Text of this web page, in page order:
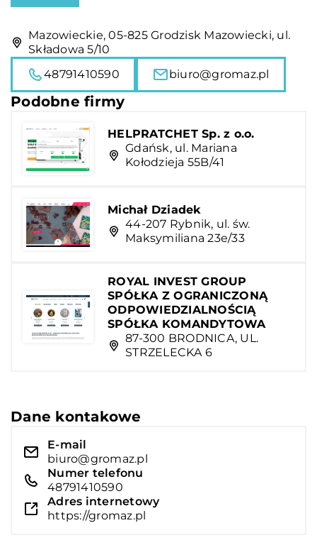
Mazowieckie, 05-825 Grodzisk Mazowiecki, ul.
Składowa 5/10
48791410590
biuro@gromaz.pl
Podobne firmy
HELPRATCHET Sp. z o.o.
Gdańsk, ul. Mariana
Kołodzieja 55B/41
Michał Dziadek
44-207 Rybnik, ul. św.
Maksymiliana 23e/33
ROYAL INVEST GROUP
SPÓŁKA Z OGRANICZONĄ
ODPOWIEDZIALNOŚCIĄ
SPÓŁKA KOMANDYTOWA
87-300 BRODNICA, UL.
STRZELECKA 6
Dane kontakowe
E-mail
biuro@gromaz.pl
Numer telefonu
48791410590
Adres internetowy
https://gromaz.pl